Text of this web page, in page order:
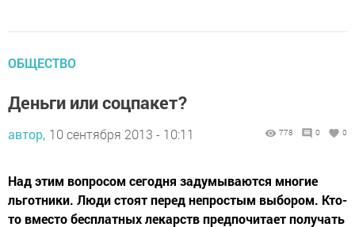
ОБЩЕСТВО
Деньги или соцпакет?
автор, 10 сентября 2013 - 10:11 778 0 0
Над этим вопросом сегодня задумываются многие
льготники. Люди стоят перед непростым выбором. Кто-
то вместо бесплатных лекарств предпочитает получать